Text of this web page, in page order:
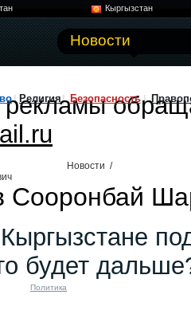
Кыргызстан
Новости
Религия Безопасность
Новости /
Сооронбай
будет
Политика